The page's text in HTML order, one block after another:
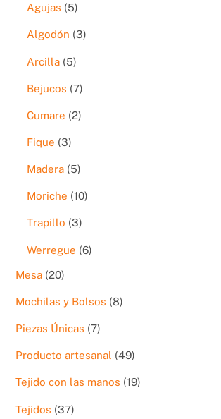
Agujas
55
Algodón 33
Arcilla 55
Bejucos 77
Cumare 22
Fique 33
Madera 55
Moriche 1010
Trapillo 33
Werregue 66
Mesa 2020
Mochilas y Bolsos 88
Piezas Únicas 77
Producto artesanal 4949
Tejido con las manos 1919
Tejidos 3737